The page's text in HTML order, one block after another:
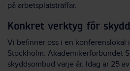
på arbetsplatsträffar.
Konkret verktyg för
Vi befinner oss i en konferenslokal
Stockholm. Akademikerförbundet
skyddsombud varje år. Idag är 25